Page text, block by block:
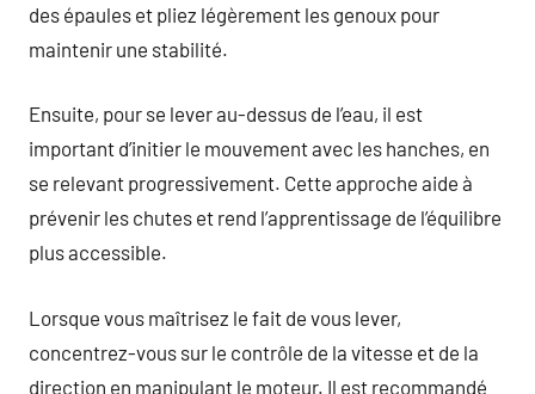
des épaules et pliez légèrement les genoux pour
maintenir une stabilité.
Ensuite, pour se lever au-dessus de l’eau, il est
important d’initier le mouvement avec les hanches, en
se relevant progressivement. Cette approche aide à
prévenir les chutes et rend l’apprentissage de l’équilibre
plus accessible.
Lorsque vous maîtrisez le fait de vous lever,
concentrez-vous sur le contrôle de la vitesse et de la
direction en manipulant le moteur. Il est recommandé